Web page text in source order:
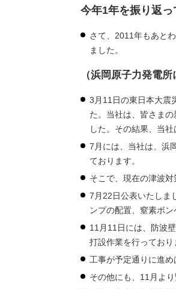
今年1年を振り返っ
さて、2011年もあと
ました。
（浜岡原子力発電所
3月11日の東日本大震
た。当社は、皆さま
した。その結果、当
7月には、当社は、浜
ております。
そこで、現在の津波対
7月22日公表いたしま
ンプの配置、窒素ボ
11月11日には、防波
打設作業を行っており
工事が予定通りに進
その他にも、11月よ